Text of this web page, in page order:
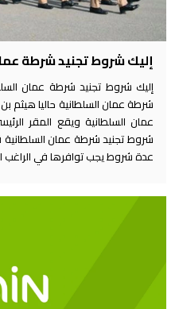
إليك شروط تجنيد شرطة عمان
إليك شروط تجنيد شرطة عمان
شرطة عمان السلطانية حاليا هيثم
عمان السلطانية ويقع المقر
شروط تجنيد شرطة عمان
عدة شروط يجب توافرها في الراغب